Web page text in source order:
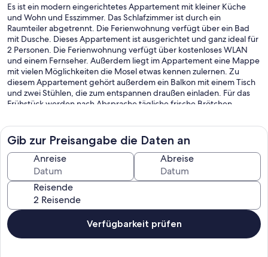
Es ist ein modern eingerichtetes Appartement mit kleiner Küche
und Wohn und Esszimmer. Das Schlafzimmer ist durch ein
Raumteiler abgetrennt. Die Ferienwohnung verfügt über ein Bad
mit Dusche. Dieses Appartement ist ausgerichtet und ganz ideal für
2 Personen. Die Ferienwohnung verfügt über kostenloses WLAN
und einem Fernseher. Außerdem liegt im Appartement eine Mappe
mit vielen Möglichkeiten die Mosel etwas kennen zulernen. Zu
diesem Appartement gehört außerdem ein Balkon mit einem Tisch
und zwei Stühlen, die zum entspannen draußen einladen. Für das
Frühstück werden nach Absprache tägliche frische Brötchen
Garage um ihre Fahrräder unterzustellen. Falls sie keine Fahrräder
mitbringen sollten, ist es möglich im Ort Fahrräder auszuleihen.E-
Ladestation für Autos ist vorhanden
Gib zur Preisangabe die Daten an
Anreise Abreise
Reisende
Verfügbarkeit prüfen